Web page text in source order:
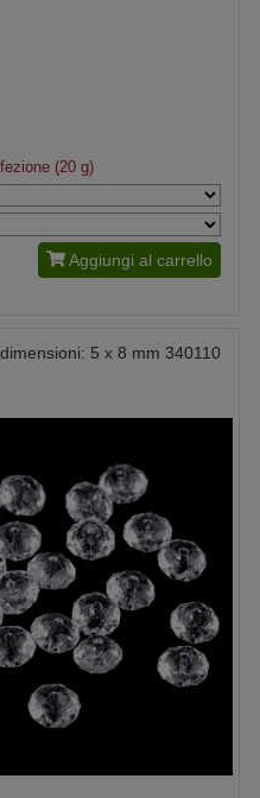
(20 g)
Aggiungi al carrello
5 x 8 mm 340110